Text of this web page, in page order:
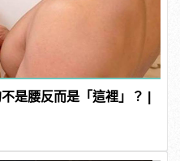
是腰反而是「這裡」？ |